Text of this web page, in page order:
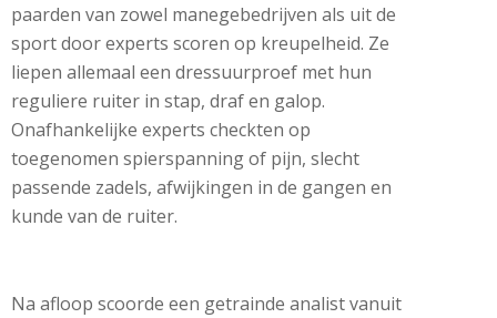
paarden van zowel manegebedrijven als uit de
sport door experts scoren op kreupelheid. Ze
liepen allemaal een dressuurproef met hun
reguliere ruiter in stap, draf en galop.
Onafhankelijke experts checkten op
toegenomen spierspanning of pijn, slecht
passende zadels, afwijkingen in de gangen en
kunde van de ruiter.
Na afloop scoorde een getrainde analist vanuit